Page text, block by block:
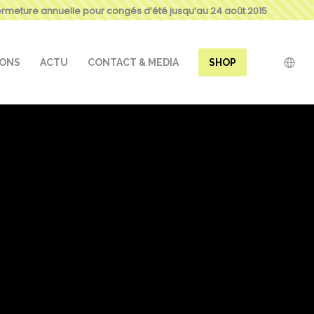
annuelle pour congés d’été jusqu’au 24 août 2015
ACTU CONTACT & MEDIA SHOP